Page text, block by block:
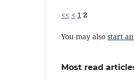
<< < 1 2
You may also start
Most read